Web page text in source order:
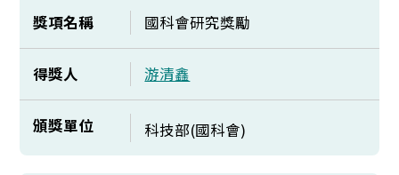
獎項名稱 國科會研究獎勵
得獎人 游清鑫
頒獎單位 科技部(國科會)